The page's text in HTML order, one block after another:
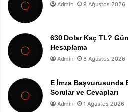
Admin 9 Ağustos 2026
630 Dolar Kaç TL?
Hesaplama
Admin 8 Ağustos 2026
E İmza Başvurusunda
Sorular ve Cevapları
Admin 1 Ağustos 2026